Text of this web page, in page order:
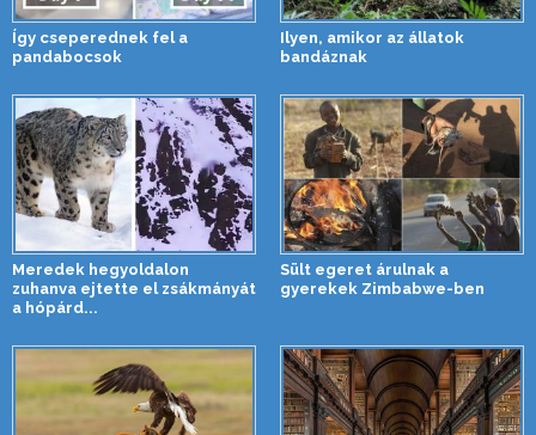
Így cseperednek fel a
pandabocsok
Ilyen, amikor az állatok
bandáznak
Meredek hegyoldalon
zuhanva ejtette el zsákmányát
a hópárd...
Sült egeret árulnak a
gyerekek Zimbabwe-ben